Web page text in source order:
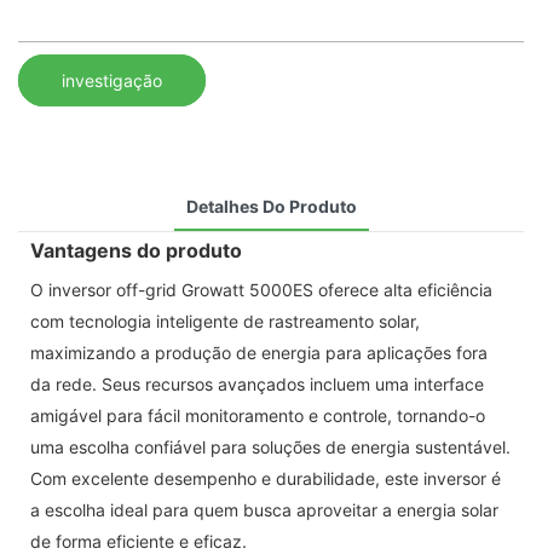
investigação
Detalhes Do Produto
Vantagens do produto
O inversor off-grid Growatt 5000ES oferece alta eficiência
com tecnologia inteligente de rastreamento solar,
maximizando a produção de energia para aplicações fora
da rede. Seus recursos avançados incluem uma interface
amigável para fácil monitoramento e controle, tornando-o
uma escolha confiável para soluções de energia sustentável.
Com excelente desempenho e durabilidade, este inversor é
a escolha ideal para quem busca aproveitar a energia solar
de forma eficiente e eficaz.